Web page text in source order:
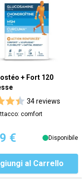
+ Fort 120
34 reviews
comfort
€ Disponibile
al Carrello